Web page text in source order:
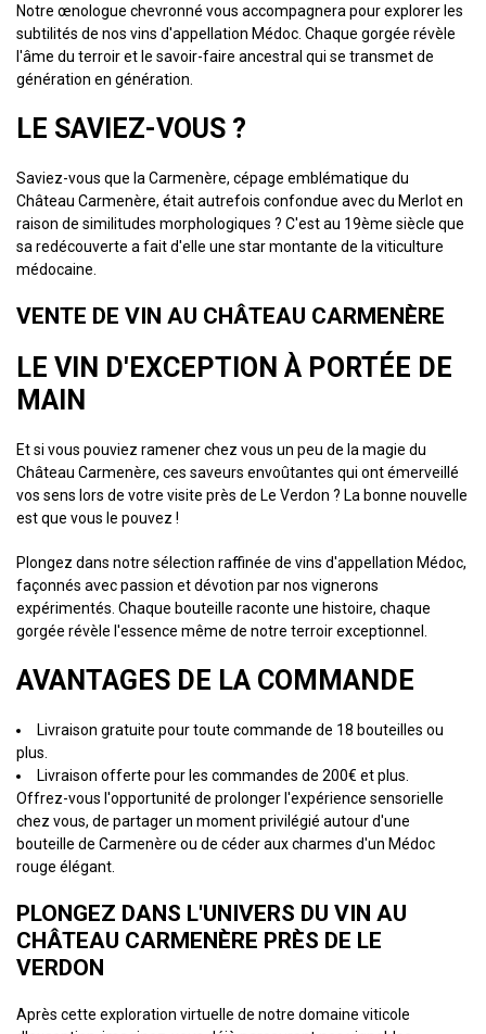
Notre œnologue chevronné vous accompagnera pour explorer les
subtilités de nos vins d'appellation Médoc. Chaque gorgée révèle
l'âme du terroir et le savoir-faire ancestral qui se transmet de
génération en génération.
LE SAVIEZ-VOUS ?
Saviez-vous que la Carmenère, cépage emblématique du
Château Carmenère, était autrefois confondue avec du Merlot en
raison de similitudes morphologiques ? C'est au 19ème siècle que
sa redécouverte a fait d'elle une star montante de la viticulture
médocaine.
VENTE DE VIN AU CHÂTEAU CARMENÈRE
LE VIN D'EXCEPTION À PORTÉE DE
MAIN
Et si vous pouviez ramener chez vous un peu de la magie du
Château Carmenère, ces saveurs envoûtantes qui ont émerveillé
vos sens lors de votre visite près de Le Verdon ? La bonne nouvelle
est que vous le pouvez !
Plongez dans notre sélection raffinée de vins d'appellation Médoc,
façonnés avec passion et dévotion par nos vignerons
expérimentés. Chaque bouteille raconte une histoire, chaque
gorgée révèle l'essence même de notre terroir exceptionnel.
AVANTAGES DE LA COMMANDE
Livraison gratuite pour toute commande de 18 bouteilles ou
plus.
Livraison offerte pour les commandes de 200€ et plus.
Offrez-vous l'opportunité de prolonger l'expérience sensorielle
chez vous, de partager un moment privilégié autour d'une
bouteille de Carmenère ou de céder aux charmes d'un Médoc
rouge élégant.
PLONGEZ DANS L'UNIVERS DU VIN AU
CHÂTEAU CARMENÈRE PRÈS DE LE
VERDON
Après cette exploration virtuelle de notre domaine viticole